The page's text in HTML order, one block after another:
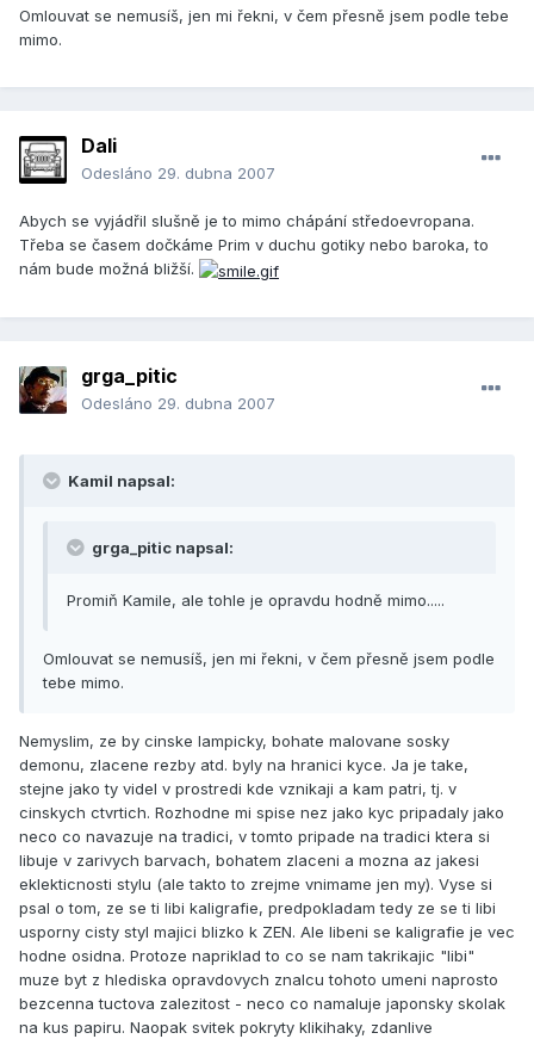
Omlouvat se nemusíš, jen mi řekni, v čem přesně jsem podle tebe
mimo.
Dali
Odesláno 29. dubna 2007
Abych se vyjádřil slušně je to mimo chápání středoevropana.
Třeba se časem dočkáme Prim v duchu gotiky nebo baroka, to
nám bude možná bližší.
grga_pitic
Odesláno 29. dubna 2007
Kamil napsal:
grga_pitic napsal:
Promiň Kamile, ale tohle je opravdu hodně mimo.....
Omlouvat se nemusíš, jen mi řekni, v čem přesně jsem podle
tebe mimo.
Nemyslim, ze by cinske lampicky, bohate malovane sosky
demonu, zlacene rezby atd. byly na hranici kyce. Ja je take,
stejne jako ty videl v prostredi kde vznikaji a kam patri, tj. v
cinskych ctvrtich. Rozhodne mi spise nez jako kyc pripadaly jako
neco co navazuje na tradici, v tomto pripade na tradici ktera si
libuje v zarivych barvach, bohatem zlaceni a mozna az jakesi
eklekticnosti stylu (ale takto to zrejme vnimame jen my). Vyse si
psal o tom, ze se ti libi kaligrafie, predpokladam tedy ze se ti libi
usporny cisty styl majici blizko k ZEN. Ale libeni se kaligrafie je vec
hodne osidna. Protoze napriklad to co se nam takrikajic "libi"
muze byt z hlediska opravdovych znalcu tohoto umeni naprosto
bezcenna tuctova zalezitost - neco co namaluje japonsky skolak
na kus papiru. Naopak svitek pokryty klikihaky, zdanlive